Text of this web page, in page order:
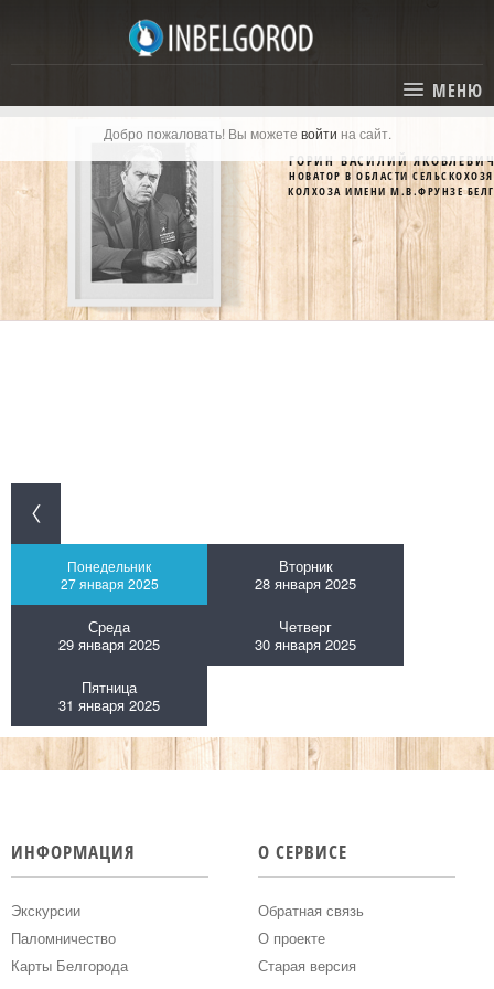
МЕНЮ
ГЛАВНАЯ
СТАТЬИ
КАТАЛОГ
ГОСТИНИЦЫ И ОТЕЛИ
ЭКСКУРСИИ
СОБЫТИЯ
КАРТА
Добро пожаловать! Вы можете войти на сайт.
ГОРИН ВАСИЛИЙ
НОВАТОР В ОБЛАСТИ
КОЛХОЗА ИМЕНИ М.В.ФРУНЗЕ
Понедельник
27 января 2025
Вторник
28 января 2025
Среда
29 января 2025
Четверг
30 января 2025
Пятница
31 января 2025
ИНФОРМАЦИЯ
Экскурсии
Паломничество
Карты Белгорода
О СЕРВИСЕ
Обратная связь
О проекте
Старая версия